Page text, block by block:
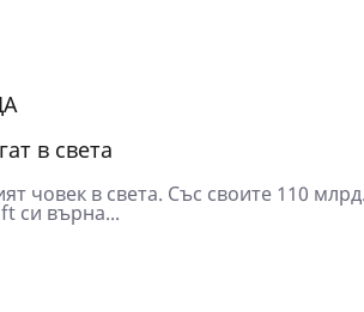
в света
човек в света. Със своите 110 млрд.
си върна...